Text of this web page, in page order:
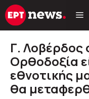
Μετάβαση
σε
Γ. Λοβέρδος
Oρθοδοξία
εθνοτικής
θα